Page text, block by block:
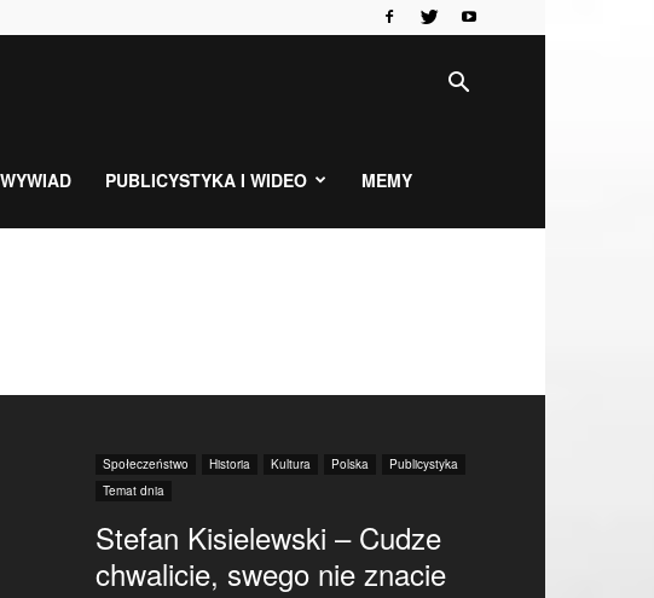
WYWIAD PUBLICYSTYKA I WIDEO MEMY
Społeczeństwo Historia Kultura Polska
Publicystyka
Temat dnia
Stefan Kisielewski – Cudze
chwalicie, swego nie znacie